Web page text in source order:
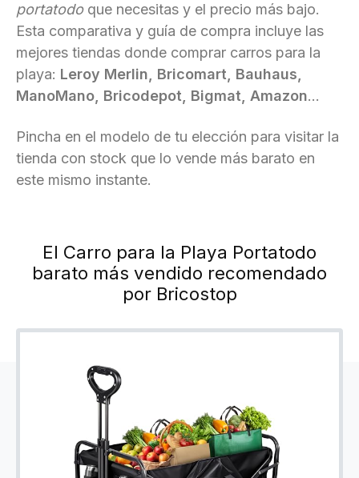
portatodoque necesitas y el precio más bajo.
Esta comparativa y guía de compra incluye las
mejores tiendas donde comprar carros para la
playa: Leroy Merlin, Bricomart, Bauhaus,
ManoMano, Bricodepot, Bigmat, Amazon...
Pincha en el modelo de tu elección para visitar la
tienda con stock que lo vende más barato en
este mismo instante.
El Carro para la Playa Portatodo
barato más vendido recomendado
por Bricostop